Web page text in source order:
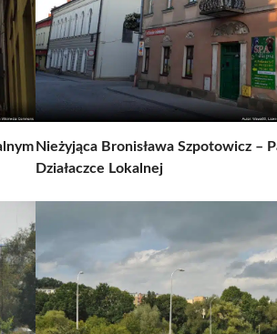
Nieżyjąca Bronisława Szpotowicz –
Działaczce Lokalnej